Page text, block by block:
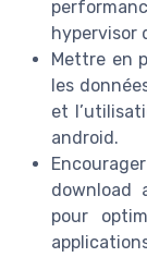
hypervisor
Mettre en
les
et
android.
download
pour